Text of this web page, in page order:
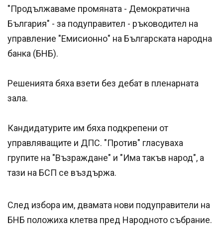
"Продължаваме промяната - Демократична
България" - за подуправител - ръководител на
управление "Емисионно" на Българската народна
банка (БНБ).
Решенията бяха взети без дебат в пленарната
зала.
Кандидатурите им бяха подкрепени от
управляващите и ДПС. "Против" гласуваха
групите на "Възраждане" и "Има такъв народ", а
тази на БСП се въздържа.
След избора им, двамата нови подуправители на
БНБ положиха клетва пред Народното събрание.